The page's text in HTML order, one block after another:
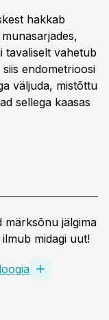
hakkab
tavaliselt vahetub
endometrioosi
väljuda, mistõttu
sellega kaasas
märksõnu jälgima
midagi uut!